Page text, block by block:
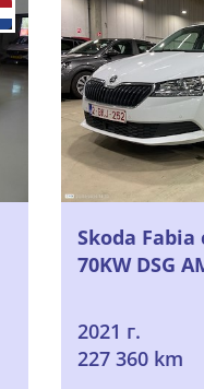
Skoda Fabia
70KW DSG
2021 г.
227 360 km